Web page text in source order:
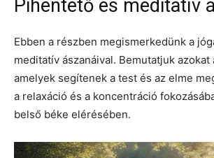
Pihentető és meditatív
Ebben a részben megismerkedünk a
meditatív ászanáival. Bemutatjuk azokat
amelyek segítenek a test és az elme
a relaxáció és a koncentráció
belső béke elérésében.